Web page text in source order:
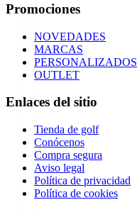
Promociones
NOVEDADES
MARCAS
PERSONALIZADOS
OUTLET
Enlaces del sitio
Tienda de golf
Conócenos
Compra segura
Aviso legal
Política de privacidad
Política de cookies